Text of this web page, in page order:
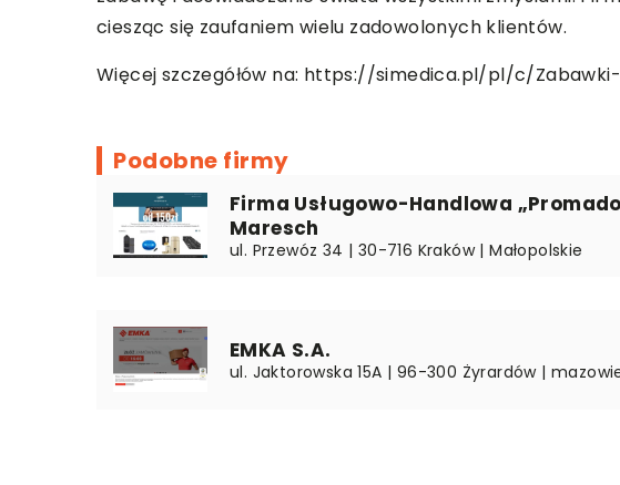
ciesząc się zaufaniem wielu zadowolonych klientów.
Więcej szczegółów na: https://simedica.pl/pl/c/
Podobne firmy
Firma Usługowo-Handlowa
Maresch
ul. Przewóz 34 | 30-716 Kraków | Małopolskie
EMKA S.A.
ul. Jaktorowska 15A | 96-300 Żyrardów |